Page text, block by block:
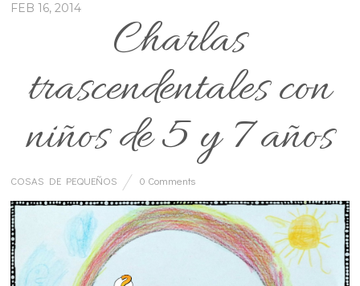
FEB 16, 2014
Charlas
trascendentales con
niños de 5 y 7 años
COSAS DE PEQUEÑOS 0 Comments